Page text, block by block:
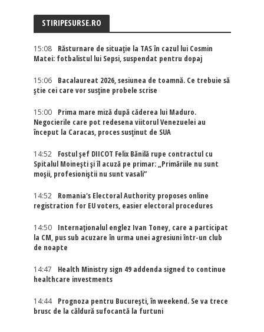
STIRIPESURSE.RO
15:08
Răsturnare de situație la TAS în cazul lui Cosmin
Matei: fotbalistul lui Sepsi, suspendat pentru dopaj
15:06
Bacalaureat 2026, sesiunea de toamnă. Ce trebuie să
știe cei care vor susține probele scrise
15:00
Prima mare miză după căderea lui Maduro.
Negocierile care pot redesena viitorul Venezuelei au
început la Caracas, proces susținut de SUA
14:52
Fostul șef DIICOT Felix Bănilă rupe contractul cu
Spitalul Moinești și îl acuză pe primar: „Primăriile nu sunt
moșii, profesioniștii nu sunt vasali”
14:52
Romania's Electoral Authority proposes online
registration for EU voters, easier electoral procedures
14:50
Internaţionalul englez Ivan Toney, care a participat
la CM, pus sub acuzare în urma unei agresiuni într-un club
de noapte
14:47
Health Ministry sign 49 addenda signed to continue
healthcare investments
14:44
Prognoza pentru București, în weekend. Se va trece
brusc de la căldură sufocantă la furtuni